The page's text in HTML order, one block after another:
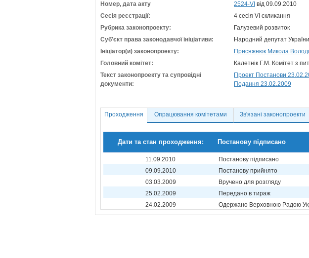
Номер, дата акту
2524-VI від 09.09.2010
Сесія реєстрації:
4 сесія VI скликання
Рубрика законопроекту:
Галузевий розвиток
Суб'єкт права законодавчої ініціативи:
Народний депутат України
Ініціатор(и) законопроекту:
Присяжнюк Микола
Головний комітет:
Калетнік Г.М. Комітет з
Текст законопроекту та супровідні
документи:
Проект Постанови
Подання 23.02.2009
Проходження Опрацювання комітетами Зв'язані законопроекти
Дати та стан проходження: Постанову підписано
11.09.2010
Постанову підписано
09.09.2010
Постанову прийнято
03.03.2009
Вручено для розгляду
25.02.2009
Передано в тираж
24.02.2009
Одержано Верховною Радою